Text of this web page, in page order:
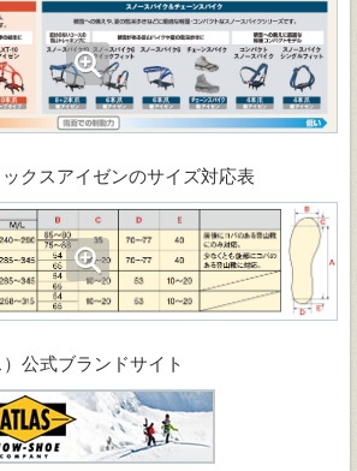
クスアイゼンのサイズ対応表
公式ブランドサイト